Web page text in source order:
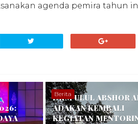
agenda pemira tahun
Berita
DKM ULUL ABSHOR
ADAKAN KEMBALI
KEGIATAN